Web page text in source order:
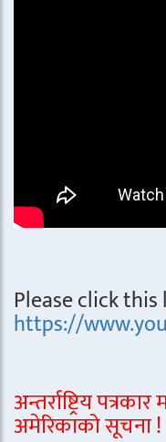
Please click this
https://
अन्तर्राष्ट्रिय
अमेरिकाको सूचना !